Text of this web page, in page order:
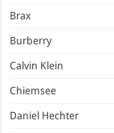
Brax
Burberry
Calvin Klein
Chiemsee
Daniel Hechter